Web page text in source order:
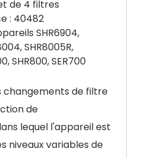
de 4 filtres
: 40482
SHR6904,
SHR8005R,
SHR800, SER700
changements de filtre
de
lequel l'appareil est
niveaux variables de